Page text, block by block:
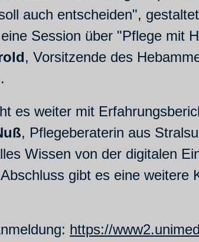
auch entscheiden",
eine Session über "Pflege mit
, Vorsitzende des
es weiter mit
, Pflegeberaterin aus
Wissen von der digitalen
gibt es eine
https://